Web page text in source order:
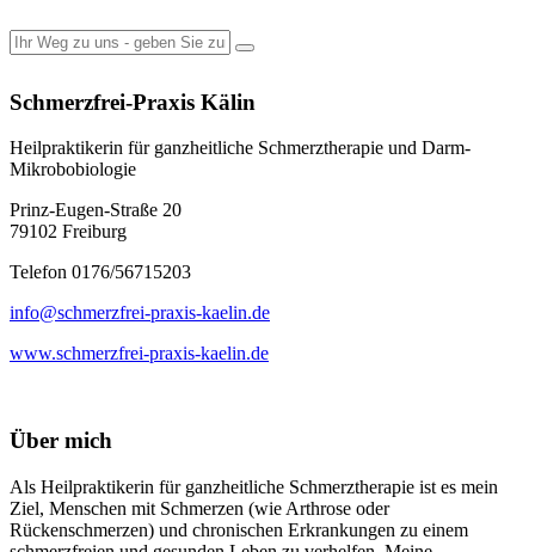
Schmerzfrei-Praxis Kälin
Heilpraktikerin für ganzheitliche Schmerztherapie und Darm-
Mikrobobiologie
Prinz-Eugen-Straße 20
79102 Freiburg
Telefon 0176/56715203
info@schmerzfrei-praxis-kaelin.de
www.schmerzfrei-praxis-kaelin.de
Über mich
Als Heilpraktikerin für ganzheitliche Schmerztherapie ist es mein
Ziel, Menschen mit Schmerzen (wie Arthrose oder
Rückenschmerzen) und chronischen Erkrankungen zu einem